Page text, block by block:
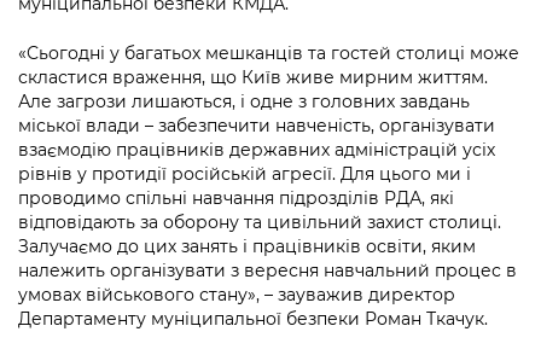
Підприємства, установи, організації
Kyiv International Relations
Річні звіти
Гендерна політика
Безбар'єрність
Київська міська військова адміністрація
Безбар'єрність
Портал послуг
Міський застосунок Київ Цифровий
Важливе під час воєнного стану
Уряд» – місцевий рівень»
Важливе під час воєнного стану
Портал даних Києва
Публічні дашборди
«Сьогодні у багатьох мешканців та гостей столиці може
скластися враження, що Київ живе мирним життям.
Але загрози лишаються, і одне з головних завдань
міської влади – забезпечити навченість, організувати
взаємодію працівників державних адміністрацій усіх
рівнів у протидії російській агресії. Для цього ми і
проводимо спільні навчання підрозділів РДА, які
відповідають за оборону та цивільний захист столиці.
Залучаємо до цих занять і працівників освіти, яким
належить організувати з вересня навчальний процес в
умовах військового стану», – зауважив директор
Департаменту муніципальної безпеки Роман Ткачук.